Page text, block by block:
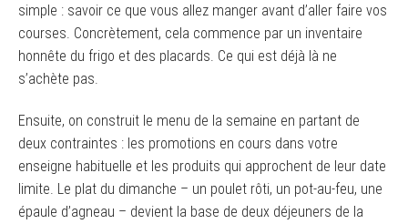
simple : savoir ce que vous allez manger avant d’aller faire vos
courses. Concrètement, cela commence par un inventaire
honnête du frigo et des placards. Ce qui est déjà là ne
s’achète pas.
Ensuite, on construit le menu de la semaine en partant de
deux contraintes : les promotions en cours dans votre
enseigne habituelle et les produits qui approchent de leur date
limite. Le plat du dimanche – un poulet rôti, un pot-au-feu, une
épaule d’agneau – devient la base de deux déjeuners de la